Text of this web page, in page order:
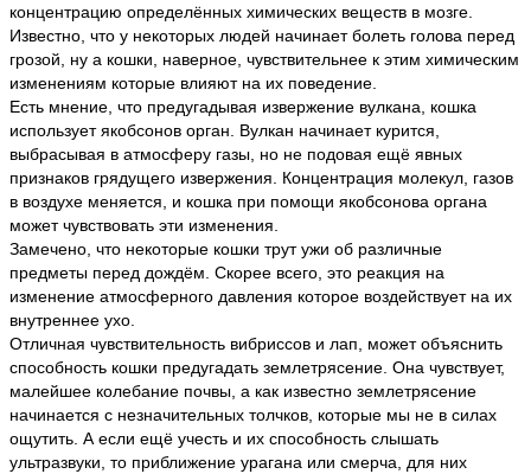
концентрацию определённых химических веществ в мозге.
Известно, что у некоторых людей начинает болеть голова перед
грозой, ну а кошки, наверное, чувствительнее к этим химическим
изменениям которые влияют на их поведение.
Есть мнение, что предугадывая извержение вулкана, кошка
использует якобсонов орган. Вулкан начинает курится,
выбрасывая в атмосферу газы, но не подовая ещё явных
признаков грядущего извержения. Концентрация молекул, газов
в воздухе меняется, и кошка при помощи якобсонова органа
может чувствовать эти изменения.
Замечено, что некоторые кошки трут ужи об различные
предметы перед дождём. Скорее всего, это реакция на
изменение атмосферного давления которое воздействует на их
внутреннее ухо.
Отличная чувствительность вибриссов и лап, может объяснить
способность кошки предугадать землетрясение. Она чувствует,
малейшее колебание почвы, а как известно землетрясение
начинается с незначительных толчков, которые мы не в силах
ощутить. А если ещё учесть и их способность слышать
ультразвуки, то приближение урагана или смерча, для них